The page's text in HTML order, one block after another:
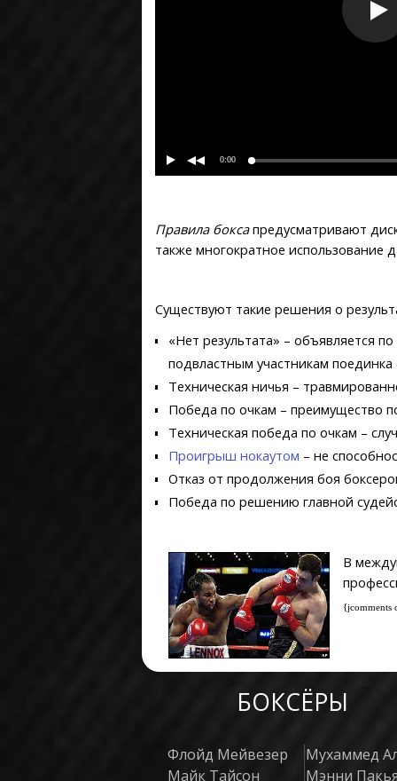
0:00
Правила боксапредусматривают
также многократное
Существуют такие решения о
«Нет результата» – объявляется
подвластным участникам
Техническая ничья –
Победа по очкам – преимущество
Техническая победа по очкам –
Проигрыш нокаутом – не
Отказ от продолжения боя
Победа по решению главной
В
{jcomments
БОКСЁРЫ
Флойд Мейвезер
Майк Тайсон
Мухаммед
Мэнни